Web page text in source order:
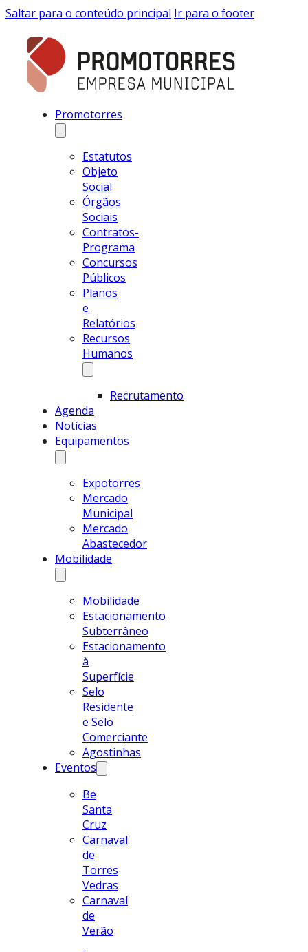
Saltar para o conteúdo principal Ir para o footer
Promotorres
Estatutos
Objeto
Social
Órgãos
Sociais
Contratos-
Programa
Concursos
Públicos
Planos
e
Relatórios
Recursos
Humanos
Recrutamento
Agenda
Notícias
Equipamentos
Expotorres
Mercado
Municipal
Mercado
Abastecedor
Mobilidade
Mobilidade
Estacionamento
Subterrâneo
Estacionamento
à
Superfície
Selo
Residente
e Selo
Comerciante
Agostinhas
Eventos
Be
Santa
Cruz
Carnaval
de
Torres
Vedras
Carnaval
de
Verão